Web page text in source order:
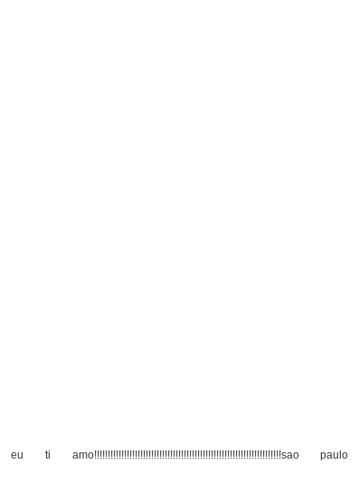
eu ti amo!!!!!!!!!!!!!!!!!!!!!!!!!!!!!!!!!!!!!!!!!!!!!!!!!!!!!!!!!!!!!!!!!!!!!sao